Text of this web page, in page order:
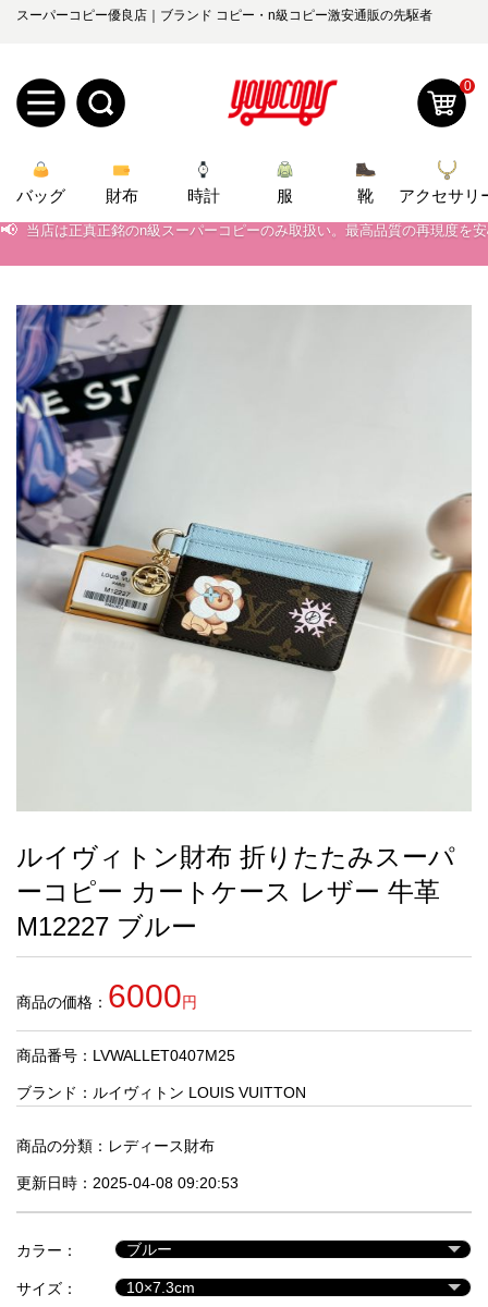
スーパーコピー優良店｜ブランド コピー・n級コピー激安通販の先駆者
規
ザ
ー
登
録
ロ
ン
オ
ー
ダ
ー
お
知
ら
yoyocopys@gmail.com
2026人気特集
バッグ
財布
時計
服
ズボン
衣装セット
靴
住まい用品
アクセサリー
ベルト
スカーフ
アイフォーンケ
ース
小物
お
す
す
め
商
人
気
商
セ
ル
品
0
バッグ 財布 時計 服 靴 アクセサリ
📢 2026春の新作続々更新中！期間中のご注文でお得な割引をご利用いただ
📢 当店は正真正銘のn級スーパーコピーのみ取扱い。最高品質の再現度を
2026春の新作続々更新中！期間中のご注文でお得な割引をご利用いただ
ルイヴィトン財布 折りたたみスーパ
ーコピー カートケース レザー 牛革
M12227 ブルー
商品の価格： 6000円
商品番号：LVWALLET0407M25
ブランド： ルイヴィトン LOUIS VUITTON
商品の分類： レディース財布
更新日時：2025-04-08 09:20:53
カラー：
サイズ：